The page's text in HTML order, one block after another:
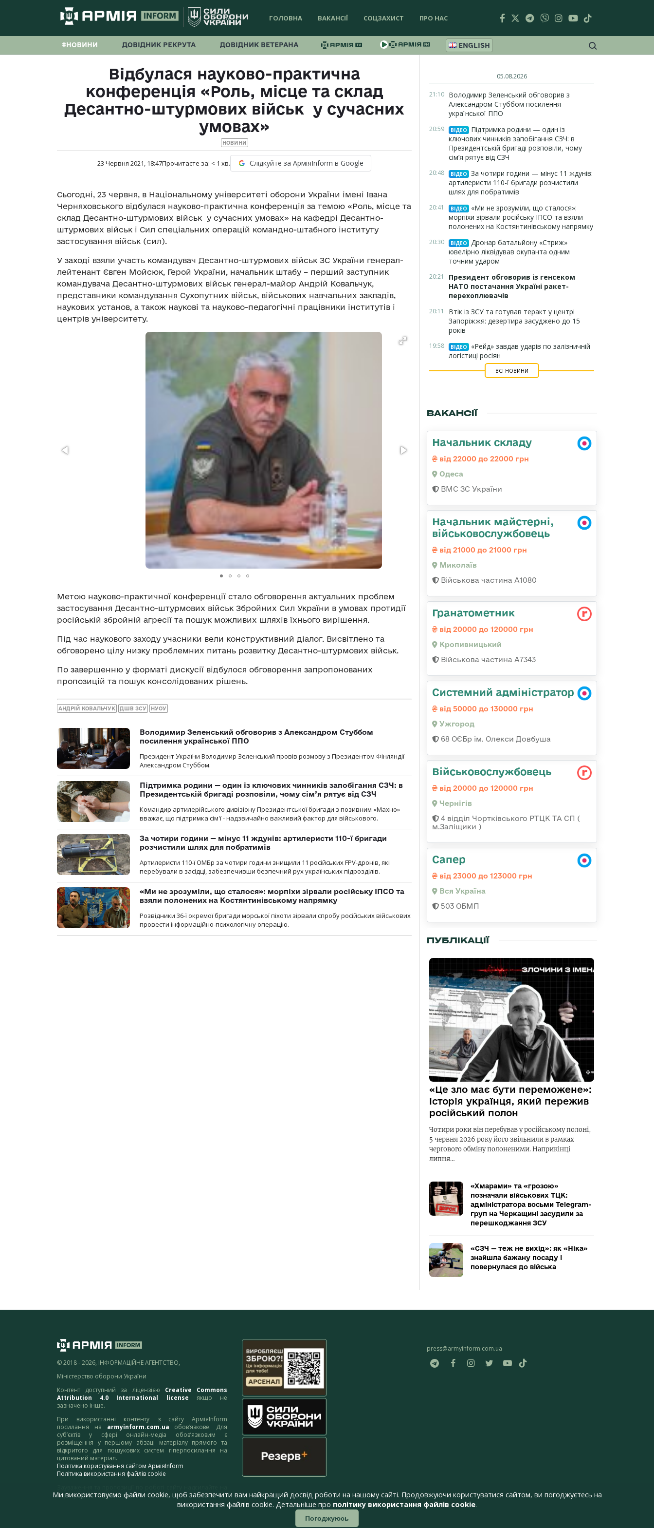
ГОЛОВНА ВАКАНСІЇ СОЦЗАХИСТ ПРО НАС
#НОВИНИ ДОВІДНИК РЕКРУТА ДОВІДНИК ВЕТЕРАНА ENGLISH
Відбулася науково-практична
конференція «Роль, місце та склад
Десантно-штурмових військ у сучасних
умовах»
НОВИНИ
23 Червня 2021, 18:47Прочитаєте за: < 1 хв. Слідкуйте за АрміяInform в Google
Сьогодні, 23 червня, в Національному університеті оборони України імені Івана
Черняховського відбулася науково-практична конференція за темою «Роль, місце та
склад Десантно-штурмових військ у сучасних умовах» на кафедрі Десантно-
штурмових військ і Сил спеціальних операцій командно-штабного інституту
застосування військ (сил).
У заході взяли участь командувач Десантно-штурмових військ ЗС України генерал-
лейтенант Євген Мойсюк, Герой України, начальник штабу – перший заступник
командувача Десантно-штурмових військ генерал-майор Андрій Ковальчук,
представники командування Сухопутних військ, військових навчальних закладів,
наукових установ, а також наукові та науково-педагогічні працівники інститутів і
центрів університету.
Метою науково-практичної конференції стало обговорення актуальних проблем
застосування Десантно-штурмових військ Збройних Сил України в умовах протидії
російській збройній агресії та пошук можливих шляхів їхнього вирішення.
Під час наукового заходу учасники вели конструктивний діалог. Висвітлено та
обговорено цілу низку проблемних питань розвитку Десантно-штурмових військ.
По завершенню у форматі дискусії відбулося обговорення запропонованих
пропозицій та пошук консолідованих рішень.
АНДРІЙ КОВАЛЬЧУК ДШВ ЗСУ НУОУ
Володимир Зеленський обговорив з Александром Стуббом
посилення української ППО
Президент України Володимир Зеленський провів розмову з Президентом Фінляндії
Александром Стуббом.
Підтримка родини — один із ключових чинників запобігання СЗЧ: в
Президентській бригаді розповіли, чому сім’я рятує від СЗЧ
Командир артилерійського дивізіону Президентської бригади з позивним «Махно»
вважає, що підтримка сім'ї - надзвичайно важливий фактор для військового.
За чотири години — мінус 11 ждунів: артилеристи 110-ї бригади
розчистили шлях для побратимів
Артилеристи 110-ї ОМБр за чотири години знищили 11 російських FPV-дронів, які
перебували в засідці, забезпечивши безпечний рух українських підрозділів.
«Ми не зрозуміли, що сталося»: морпіхи зірвали російську ІПСО та
взяли полонених на Костянтинівському напрямку
Розвідники 36-ї окремої бригади морської піхоти зірвали спробу російських військових
провести інформаційно-психологічну операцію.
05.08.2026
21:10 Володимир Зеленський обговорив з
Александром Стуббом посилення
української ППО
20:59 ВІДЕО
Підтримка родини — один із
ключових чинників запобігання СЗЧ: в
Президентській бригаді розповіли, чому
сім’я рятує від СЗЧ
20:48 ВІДЕО
За чотири години — мінус 11 ждунів:
артилеристи 110-ї бригади розчистили
шлях для побратимів
20:41 ВІДЕО
«Ми не зрозуміли, що сталося»:
морпіхи зірвали російську ІПСО та взяли
полонених на Костянтинівському напрямку
20:30 ВІДЕО
Дронар батальйону «Стриж»
ювелірно ліквідував окупанта одним
точним ударом
20:21
Президент обговорив із генсеком
НАТО постачання Україні ракет-
перехоплювачів
20:11
Втік із ЗСУ та готував теракт у центрі
Запоріжжя: дезертира засуджено до 15
років
19:58 ВІДЕО
«Рейд» завдав ударів по залізничній
логістиці росіян
ВСІ НОВИНИ
ВАКАНСІЇ
Начальник складу
від 22000 до 22000 грн
Одеса
ВМС ЗС України
Начальник майстерні,
військовослужбовець
від 21000 до 21000 грн
Миколаїв
Військова частина А1080
Гранатометник
від 20000 до 120000 грн
Кропивницький
Військова частина А7343
Системний адміністратор
від 50000 до 130000 грн
Ужгород
68 ОЄБр ім. Олекси Довбуша
Військовослужбовець
від 20000 до 120000 грн
Чернігів
4 відділ Чортківського РТЦК ТА СП (
м.Заліщики )
Сапер
від 23000 до 123000 грн
Вся Україна
503 ОБМП
ПУБЛІКАЦІЇ
«Це зло має бути переможене»:
історія українця, який пережив
російський полон
Чотири роки він перебував у російському полоні,
5 червня 2026 року його звільнили в рамках
чергового обміну полоненими. Наприкінці
липня…
«Хмарами» та «грозою»
позначали військових ТЦК:
адміністратора восьми Telegram-
груп на Черкащині засудили за
перешкоджання ЗСУ
«СЗЧ — теж не вихід»: як «Ніка»
знайшла бажану посаду і
повернулася до війська
© 2018 - 2026, ІНФОРМАЦІЙНЕ АГЕНТСТВО,
Міністерство оборони України
Контент доступний за ліцензією Creative Commons
Attribution 4.0 International license якщо не
зазначено інше.
При використанні контенту з сайту АрміяInform
посилання на armyinform.com.ua обов’язкове. Для
суб’єктів у сфері онлайн-медіа обов’язковим є
розміщення у першому абзаці матеріалу прямого та
відкритого для пошукових систем гіперпосилання на
цитований матеріал.
Політика користування сайтом АрміяInform
Політика використання файлів cookie
адресу:webmaster@armyinform.com.ua
press@armyinform.com.ua
Ми використовуємо файли cookie, щоб забезпечити вам найкращий досвід роботи на нашому сайті. Продовжуючи користуватися сайтом, ви погоджуєтесь на
використання файлів cookie. Детальніше про політику використання файлів cookie.
Погоджуюсь